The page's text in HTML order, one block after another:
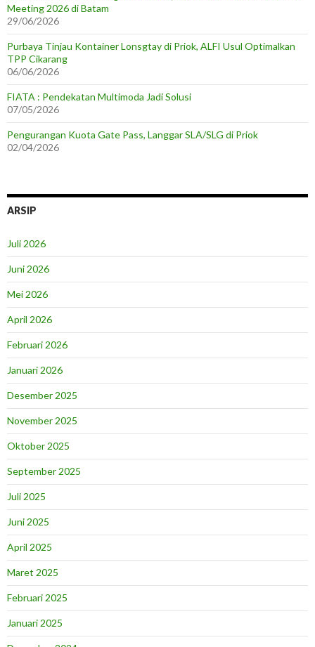
Meeting 2026 di Batam
29/06/2026
Purbaya Tinjau Kontainer Lonsgtay di Priok, ALFI Usul Optimalkan
TPP Cikarang
06/06/2026
FIATA : Pendekatan Multimoda Jadi Solusi
07/05/2026
Pengurangan Kuota Gate Pass, Langgar SLA/SLG di Priok
02/04/2026
ARSIP
Juli 2026
Juni 2026
Mei 2026
April 2026
Februari 2026
Januari 2026
Desember 2025
November 2025
Oktober 2025
September 2025
Juli 2025
Juni 2025
April 2025
Maret 2025
Februari 2025
Januari 2025